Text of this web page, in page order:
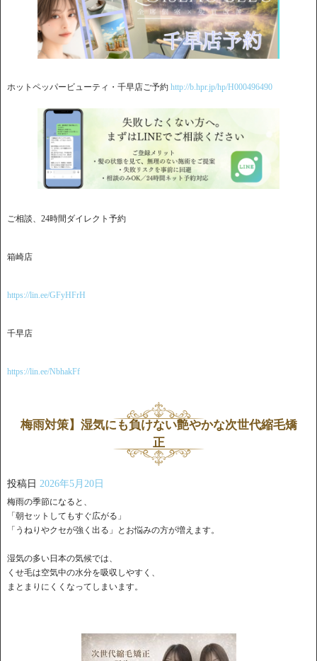
ホットペッパービューティ・千早店ご予約 http://b.hpr.jp/hp/H000496490
ご相談、24時間ダイレクト予約
箱崎店
https://lin.ee/GFyHFrH
千早店
https://lin.ee/NbhakFf
梅雨対策】湿気にも負けない艶やかな次世代縮毛矯
正
投稿日 2026年5月20日
梅雨の季節になると、
「朝セットしてもすぐ広がる」
「うねりやクセが強く出る」とお悩みの方が増えます。
湿気の多い日本の気候では、
くせ毛は空気中の水分を吸収しやすく、
まとまりにくくなってしまいます。